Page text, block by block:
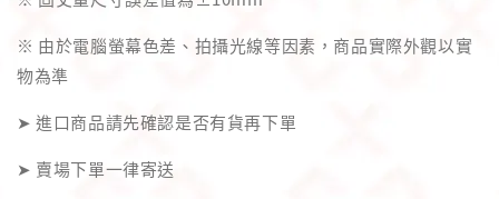
※ 由於電腦螢幕色差、拍攝光線等因素，商品實際外觀以實
物為準
➤ 進口商品請先確認是否有貨再下單
➤ 賣場下單一律寄送